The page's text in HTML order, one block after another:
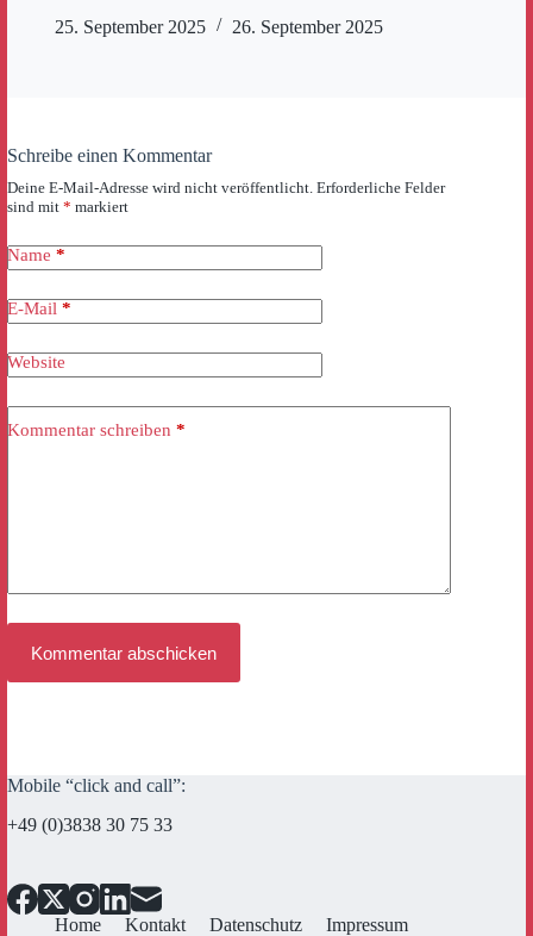
25. September 2025
26. September 2025
Schreibe einen Kommentar
Deine E-Mail-Adresse wird nicht veröffentlicht. Erforderliche Felder
sind mit * markiert
Name *
E-Mail *
Website
Kommentar schreiben *
Kommentar abschicken
Mobile “click and call”:
+49 (0)3838 30 75 33
Home Kontakt Datenschutz Impressum